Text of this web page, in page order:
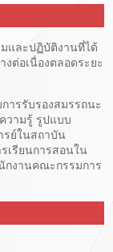
ละปฏิบัติงานที่ได้
ต่อเนื่องตลอดระยะ
รรับรองสมรรถนะ
วามรู้ รูปแบบ
รย์ในสถาบัน
เรียนการสอนใน
กงานคณะกรรมการ